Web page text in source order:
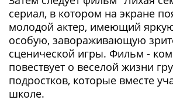
сериал, в котором на экране
молодой актер, имеющий
особую, завораживающую
сценической игры. Фильм -
повествует о веселой жизни
подростков, которые вместе
школе.